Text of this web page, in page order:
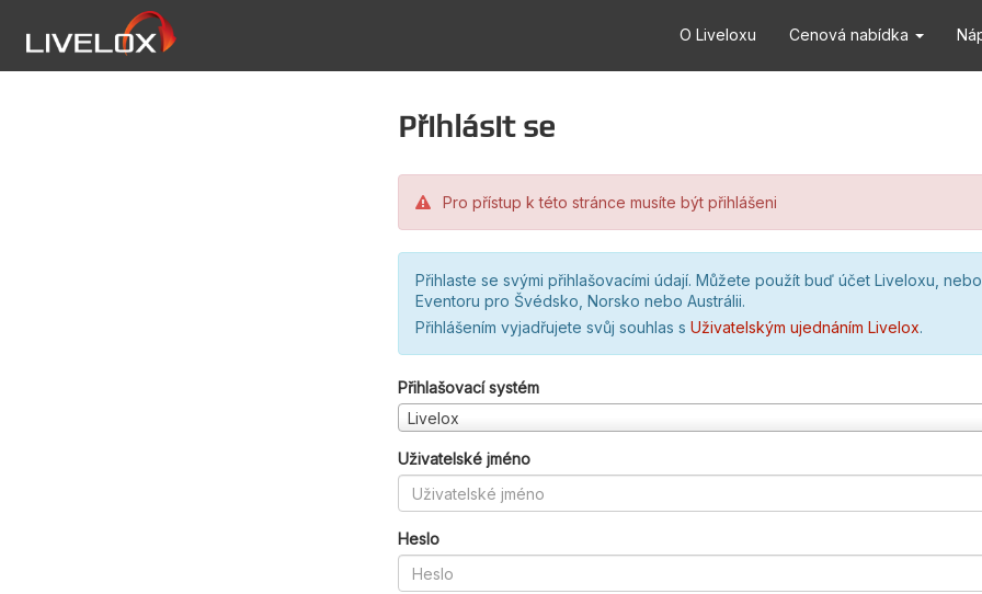
O Liveloxu Cenová nabídka
Přihlásit se
Pro přístup k této stránce musíte být přihlášeni
Přihlaste se svými přihlašovacími údají. Můžete použít buď účet Liveloxu,
Eventoru pro Švédsko, Norsko nebo Austrálii.
Přihlášením vyjadřujete svůj souhlas s Uživatelským ujednáním Livelox.
Přihlašovací systém
Livelox
Uživatelské jméno
Heslo